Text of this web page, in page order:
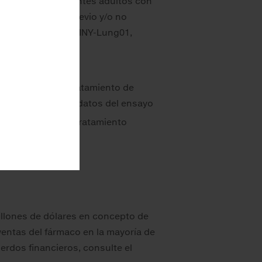
sistémico previo y/o no
DESTINY-Lung01,
para el tratamiento de
en base a los datos del ensayo
residual tras tratamiento
de dólares en concepto de
del fármaco en la mayoría de
financieros, consulte el